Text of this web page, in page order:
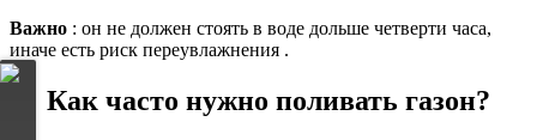
Важно : он не должен стоять в воде дольше четверти часа,
иначе есть риск переувлажнения .
Как часто нужно поливать газон?